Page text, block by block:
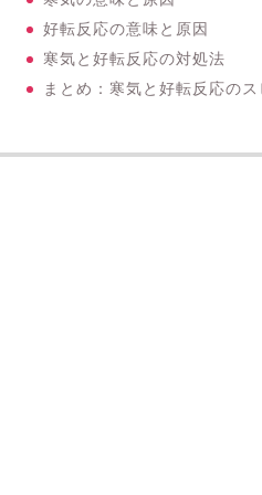
好転反応の意味と原因
寒気と好転反応の対処法
まとめ：寒気と好転反応の